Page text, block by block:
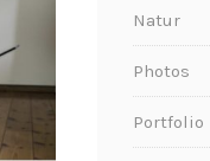
Natur
Photos
Portfolio